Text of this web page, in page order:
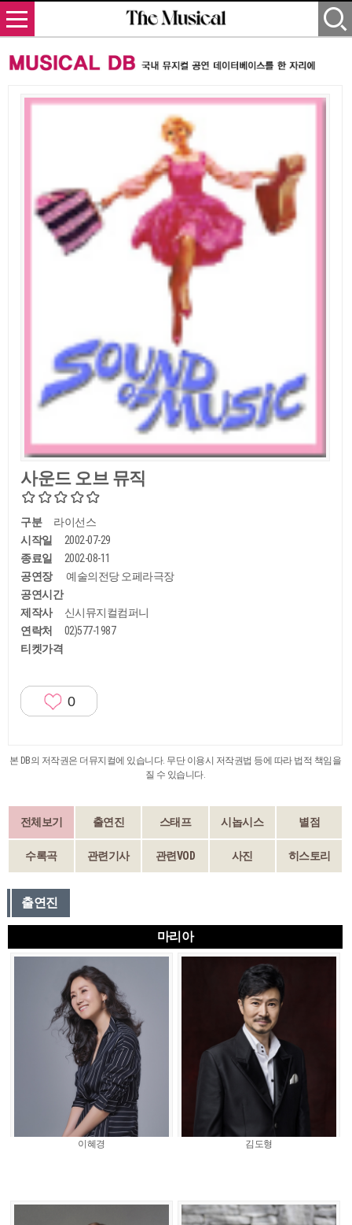
사운드 오브 뮤직
구분
라이선스
시작일
2002-07-29
종료일
2002-08-11
공연장
예술의전당 오페라극장
공연시간
제작사
신시뮤지컬컴퍼니
연락처
02)577-1987
티켓가격
0
본 DB의 저작권은 더뮤지컬에 있습니다. 무단 이용시 저작권법 등에 따라 법적 책임을
질 수 있습니다.
전체보기 출연진 스태프 시놉시스 별점
수록곡 관련기사 관련VOD 사진 히스토리
출연진
마리아
이혜경 김도형